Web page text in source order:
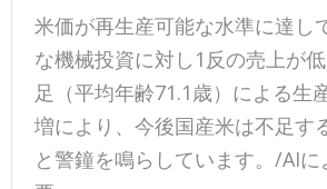
米価が再生産可能な水準に達し
な機械投資に対し1反の売上が
足（平均年齢71.1歳）による生
増により、今後国産米は不足す
と警鐘を鳴らしています。/AI